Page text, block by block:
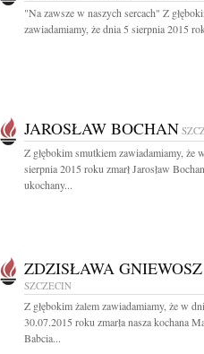
"Na zawsze w naszych sercach" Z
zawiadamiamy, że dnia 5 sierpnia 2015
JAROSŁAW BOCHAN
Z głębokim smutkiem zawiadamiamy, że
sierpnia 2015 roku zmarł Jarosław Bochan
ukochany...
ZDZISŁAWA GNIEWOSZ
SZCZECIN
Z głębokim żalem zawiadamiamy, że w
30.07.2015 roku zmarła nasza kochana
Babcia...